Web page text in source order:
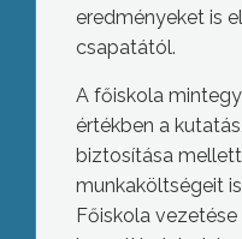
eredményeket is
csapatától.
A főiskola
értékben a
biztosítása
munkaköltségeit
Főiskola